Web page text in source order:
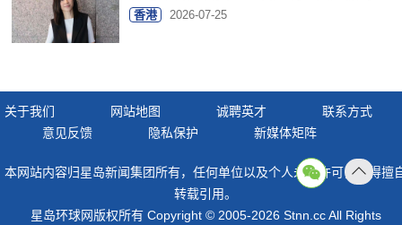
香港 2026-07-25
关于我们 网站地图 诚聘英才
联系方式
意见反馈
隐私保护 新媒体矩阵
本网站内容归星岛新闻集团所有，任何单位以及个人未经许可，不得擅
转载引用。
星岛环球网版权所有 Copyright © 2005-2026 Stnn.cc All Rights
顶部